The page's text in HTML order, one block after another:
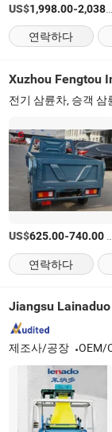
US$1,998.00-2,038.00
연락하다
Xuzhou Fengtou
US$625.00-740.00
연락하다
Jiangsu
제조사/공장 OEM/